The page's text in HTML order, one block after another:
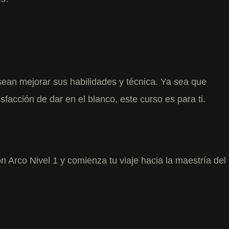
mejorar sus habilidades y técnica. Ya sea que
de dar en el blanco, este curso es para ti.
Arco Nivel 1 y comienza tu viaje hacia la maestría del